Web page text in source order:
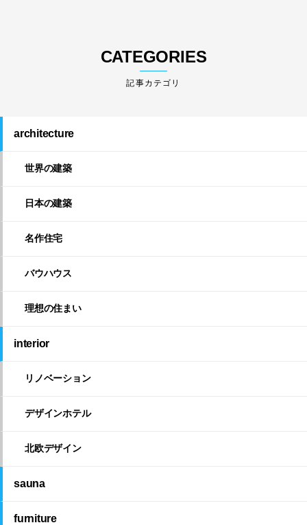
CATEGORIES
architecture
世界の建築
日本の建築
名作住宅
バウハウス
理想の住まい
interior
リノベーション
デザインホテル
北欧デザイン
sauna
furniture